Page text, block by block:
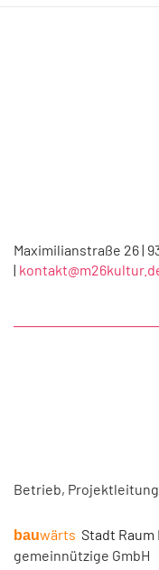
Maximilianstraße 26 |
|
Betrieb,
bauwärts Stadt
gemeinnützige GmbH